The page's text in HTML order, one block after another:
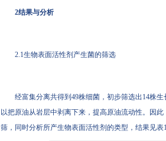
2结果与分析
2.1生物表面活性剂产生菌的筛选
经富集分离共得到49株细菌，初步筛选出14
以把原油从岩层中剥离下来，提高原油流动性。因
筛，同时分析所产生物表面活性剂的类型，结果见表1